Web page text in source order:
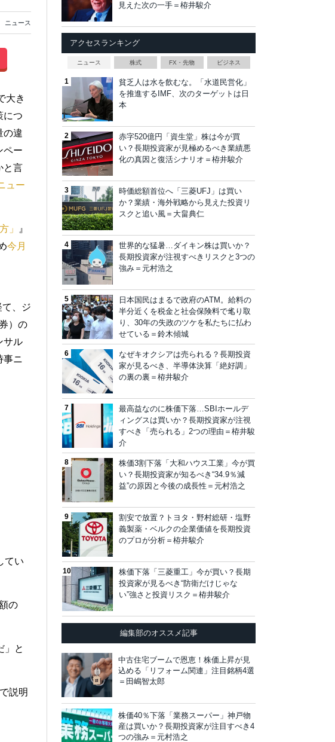
ニュース
大き
につ
の違
ペー
と言
ュー
」
』
今月
、ジ
）の
サル
事ニ
てい
の
」と
説明
見えた次の一手＝栫井駿介
アクセスランキング
ニュース 株式 FX・先物 ビジネス
貧乏人は水を飲むな。「水道民営化」
を推進するIMF、次のターゲットは日
本
赤字520億円「資生堂」株は今が買
い？長期投資家が見極めるべき業績悪
化の真因と復活シナリオ＝栫井駿介
時価総額首位へ「三菱UFJ」は買い
か？業績・海外戦略から見えた投資リ
スクと追い風＝大畠典仁
世界的な猛暑…ダイキン株は買いか？
長期投資家が注視すべきリスクと3つの
強み＝元村浩之
日本国民はまるで政府のATM。給料の
半分近くを税金と社会保険料で毟り取
り、30年の失政のツケを私たちに払わ
せている＝鈴木傾城
なぜキオクシアは売られる？長期投資
家が見るべき、半導体決算「絶好調」
の裏の裏＝栫井駿介
最高益なのに株価下落…SBIホールデ
ィングスは買いか？長期投資家が注視
すべき「売られる」2つの理由＝栫井駿
介
株価3割下落「大和ハウス工業」今が買
い？長期投資家が知るべき“34.9％減
益”の原因と今後の成長性＝元村浩之
割安で放置？トヨタ・野村総研・塩野
義製薬・ベルクの企業価値を長期投資
のプロが分析＝栫井駿介
株価下落「三菱重工」今が買い？長期
投資家が見るべき“防衛だけじゃな
い”強さと投資リスク＝栫井駿介
編集部のオススメ記事
中古住宅ブームで恩恵！株価上昇が見
込める「リフォーム関連」注目銘柄4選
＝田嶋智太郎
株価40％下落「業務スーパー」神戸物
産は買いか？長期投資家が注目すべき4
つの強み＝元村浩之